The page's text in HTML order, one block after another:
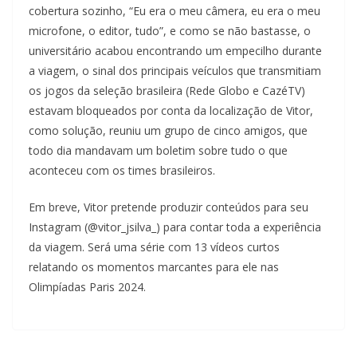
cobertura sozinho, “Eu era o meu câmera, eu era o meu
microfone, o editor, tudo”, e como se não bastasse, o
universitário acabou encontrando um empecilho durante
a viagem, o sinal dos principais veículos que transmitiam
os jogos da seleção brasileira (Rede Globo e CazéTV)
estavam bloqueados por conta da localização de Vitor,
como solução, reuniu um grupo de cinco amigos, que
todo dia mandavam um boletim sobre tudo o que
aconteceu com os times brasileiros.
Em breve, Vitor pretende produzir conteúdos para seu
Instagram (@vitor_jsilva_) para contar toda a experiência
da viagem. Será uma série com 13 vídeos curtos
relatando os momentos marcantes para ele nas
Olimpíadas Paris 2024.